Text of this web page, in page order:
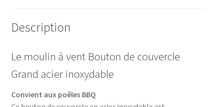
Description
Le moulin à vent Bouton de couvercle
Grand acier inoxydable
Convient aux poêles BBQ